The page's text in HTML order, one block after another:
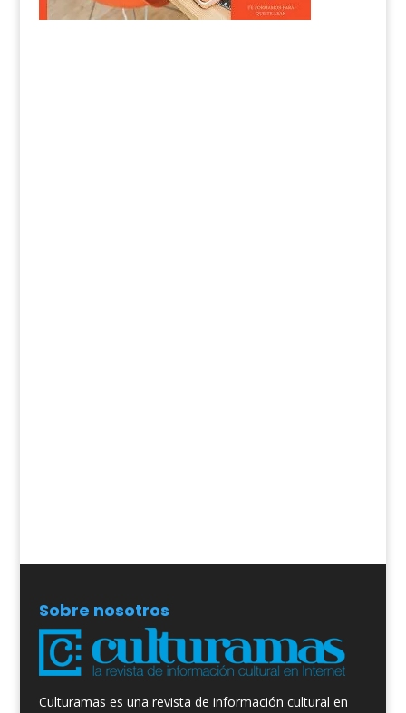
Sobre nosotros
Culturamas es una revista de información cultural en